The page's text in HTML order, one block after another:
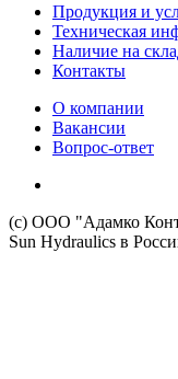
Продукция и
Техническая
Наличие на
Контакты
О компании
Вакансии
Вопрос-ответ
(c) ООО "Адамко
Sun Hydraulics в